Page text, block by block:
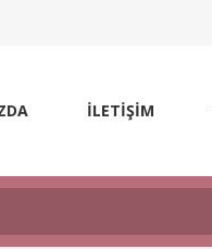
İLETİŞİM